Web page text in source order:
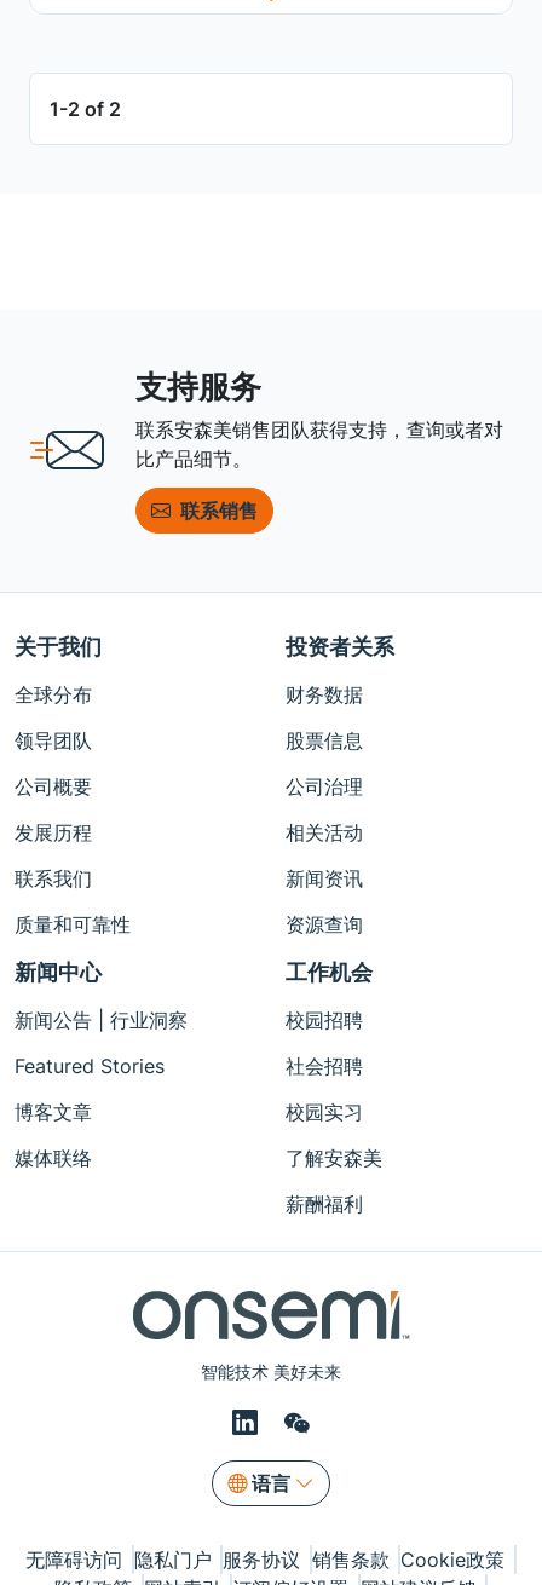
1-2 of 2
支持服务
联系安森美销售团队获得支持，查询或者对
比产品细节。
联系销售
智能技术 美好未来
语言
关于我们
全球分布
领导团队
公司概要
发展历程
联系我们
质量和可靠性
投资者关系
财务数据
股票信息
公司治理
相关活动
新闻资讯
资源查询
新闻中心
新闻公告 | 行业洞察
Featured Stories
博客文章
媒体联络
工作机会
校园招聘
社会招聘
校园实习
了解安森美
薪酬福利
无障碍访问 隐私门户 服务协议 销售条款 Cookie政策